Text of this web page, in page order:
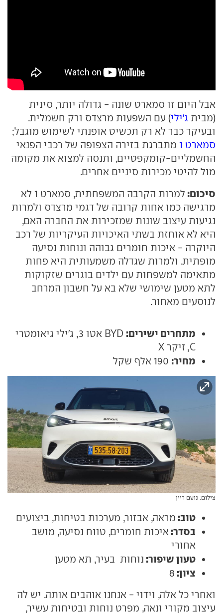
אבל היום זו סמארט שונה - גדולה יותר, סינית
(מבית ג'ילי) עם השפעות מרצדס ורק חשמלית.
ובעיקר כבר לא רק תכשיט אופנתי לשימוש מוגבל;
סמארט 1
מתברגת בזירה הצפופה של רכבי הפנאי
החשמליים-קומקפטיים, ותנסה למצוא את מקומה
מול להיטי מכירות סיניים אחרים.
סיכום:
למרות הקרבה המשפחתית, סמארט 1 לא
מרגישה כמו אחות קרובה של דגמי מרצדס ולמרות
נגיעות עיצוב שונות שמזכירות את החברה האם,
היא לא אוחזת בשתי האיכויות העיקריות של רכב
היוקרה - איכות חומרים גבוהה ונוחות נסיעה
מופתית. ולמרות שגדלה משמעותית היא פחות
מתאימה למשפחות עם ילדים בוגרים שזקוקות
לתא מטען שימושי שלא בא על חשבון המרחב
לנוסעים מאחור.
מתחרים ישירים:
BYD אטו 3, ג'ילי גיאומטרי
C, זיקר X
מחיר:
צילום: נועם ריין
טוב: מראה, אבזור, מערכות בטיחות, ביצועים
בסדר: איכות חומרים, טווח נסיעה, מושב
אחורי
טעון שיפור: נוחות בעיר, תא מטען
ציון: 8
ואחרי כל אלה, וידוי - אנחנו אוהבים אותה. יש לה
עיצוב מקורי ונאה, מפרט נוחות ובטיחות עשיר,